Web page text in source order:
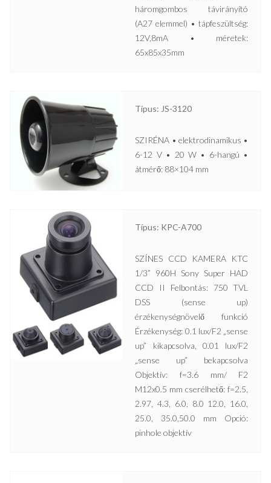
háromgombos távirányító
(A27 elemmel) • tápfeszültség:
12V,8mA • méretek:
65x85x35mm
Típus: JS-3120
SZIRÉNA • elektrodinamikus •
6-12 V • 20 W • 6-hangú •
átmérő: 88×104 mm
Típus: KPC-A700
SZÍNES CCD KAMERA KTC
1/3” 960H Sony Super HAD
CCD II Felbontás: 750 TVL
DSS (sense up)
érzékenységnövelő funkció
Érzékenység: 0.1 lux/F2 „sense
up” kikapcsolva, 0.01 lux/F2
„sense up” bekapcsolva
Objektív: f=3.6 mm/ F2
M12x0.5 mm cserélhető: f=2.5,
2.97, 4.3, 6.0, 8.0 12.0, 16.0,
25.0, 35.0,50.0 mm Opció:
pinhole objektív